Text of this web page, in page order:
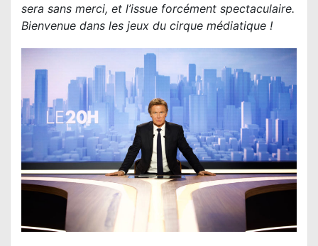
sera sans merci, et l’issue forcément spectaculaire.
Bienvenue dans les jeux du cirque médiatique !